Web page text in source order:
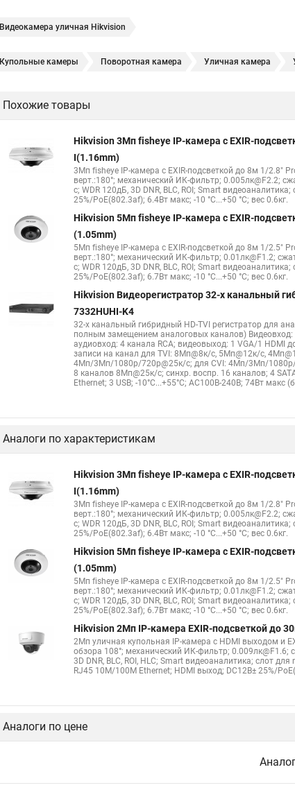
Видеокамера уличная Hikvision
Купольные камеры Поворотная камера Уличная камера
Hikvision уличная
Камера hikvision ds Видеокамеры hikvision ds
Камера Hikvision ds 2cd2442fwd Hikvision камера ds 2cd2023g0 i
Hikvision поворотная камера Hikvision купольная Нikvision
Похожие товары
Hikvision 3Мп fisheye IP-камера c EXIR-
I(1.16mm)
3Мп fisheye IP-камера c EXIR-подсветкой до 8м 1/2.8"
верт.:180°; механический ИК-фильтр; 0.005лк@F2.2;
с; WDR 120дБ, 3D DNR, BLC, ROI; Smart
25%/PoE(802.3af); 6.4Вт макс; -10 °C...+50 °C; вес 0.6кг.
Hikvision 5Мп fisheye IP-камера c EXIR-
(1.05mm)
5Мп fisheye IP-камера c EXIR-подсветкой до 8м 1/2.5"
верт.:180°; механический ИК-фильтр; 0.01лк@F1.2;
с; WDR 120дБ, 3D DNR, BLC, ROI; Smart
25%/PoE(802.3af); 6.7Вт макс; -10 °C...+50 °C; вес 0.6кг.
Hikvision Видеорегистратор 32-х канальный
7332HUHI-K4
32-х канальный гибридный HD-TVI регистратор для
полным замещением аналоговых каналов)
аудиовход: 4 канала RCA; видеовыход: 1 VGA/1 HDMI
записи на канал для TVI: 8Мп@8к/с, 5Мп@12к/с,
4Мп/3Мп/1080p/720p@25к/с; для CVI: 4Мп/3Мп/1080p/
8 каналов 8Мп@25к/с; синхр. воспр. 16 каналов; 4
Ethernet; 3 USB; -10°C...+55°C; АC100В-240В; 74Вт макс
Аналоги по характеристикам
Hikvision 3Мп fisheye IP-камера c EXIR-
I(1.16mm)
3Мп fisheye IP-камера c EXIR-подсветкой до 8м 1/2.8"
верт.:180°; механический ИК-фильтр; 0.005лк@F2.2;
с; WDR 120дБ, 3D DNR, BLC, ROI; Smart
25%/PoE(802.3af); 6.4Вт макс; -10 °C...+50 °C; вес 0.6кг.
Hikvision 5Мп fisheye IP-камера c EXIR-
(1.05mm)
5Мп fisheye IP-камера c EXIR-подсветкой до 8м 1/2.5"
верт.:180°; механический ИК-фильтр; 0.01лк@F1.2;
с; WDR 120дБ, 3D DNR, BLC, ROI; Smart
25%/PoE(802.3af); 6.7Вт макс; -10 °C...+50 °C; вес 0.6кг.
Hikvision 2Мп IP-камера EXIR-подсветкой до
2Мп уличная купольная IP-камера с HDMI выходом и
обзора 108°; механический ИК-фильтр;
3D DNR, BLC, ROI, HLC; Smart видеоаналитика; слот
RJ45 10M/100M Ethernet; HDMI выход; DC12В± 25%/
Аналоги по цене